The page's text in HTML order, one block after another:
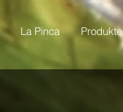
La Pinca Produkte